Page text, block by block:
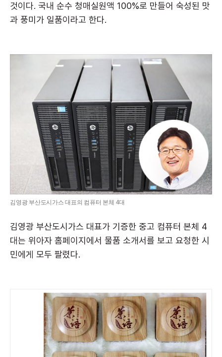
것이다. 국내 순수 청매실원액 100%로 만들어 숙성된 맛
과 풍미가 일품이라고 한다.
김영광 부산도시가스 대표의 컴퓨터 본체 4대
김영광 부산도시가스 대표가 기증한 중고 컴퓨터 본체 4
대는 위아자 홈페이지에서 물품 소개서를 보고 요청한 시
민에게 모두 팔렸다.